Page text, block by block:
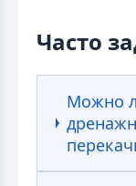
Часто
Можно